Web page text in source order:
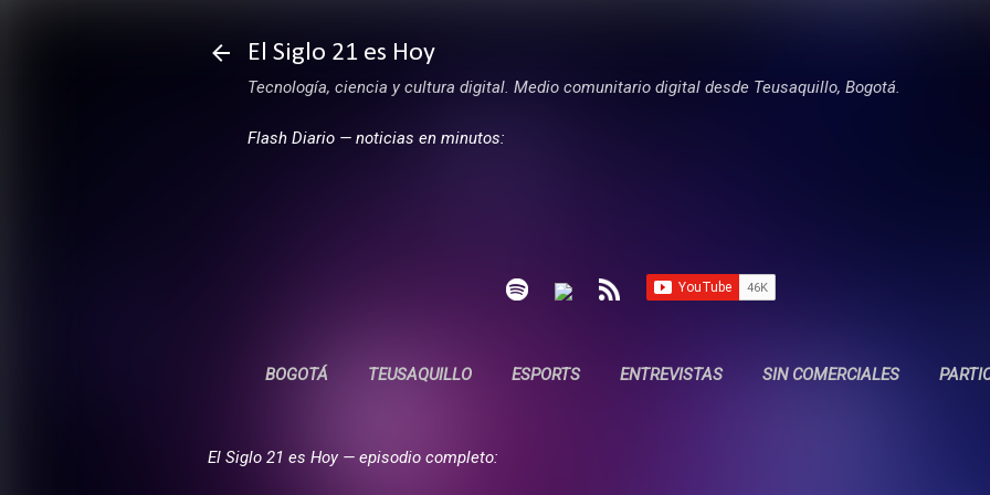
El Siglo 21 es Hoy
Tecnología, ciencia y cultura digital. Medio comunitario digital desde Teusaquillo, Bogotá.
Flash Diario — noticias en minutos:
BOGOTÁ TEUSAQUILLO ESPORTS ENTREVISTAS SIN COMERCIALES
El Siglo 21 es Hoy — episodio completo: